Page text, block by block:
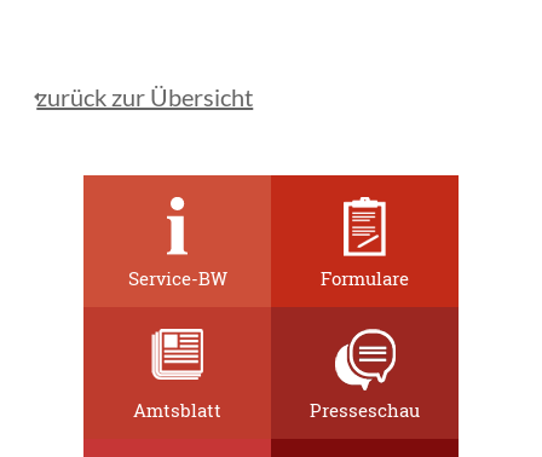
zurück zur Übersicht
Service-BW Formulare
Amtsblatt Presseschau